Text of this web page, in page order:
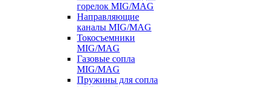
горелок MIG/MAG
Направляющие
каналы MIG/MAG
Токосъемники
MIG/MAG
Газовые сопла
MIG/MAG
Пружины для сопла